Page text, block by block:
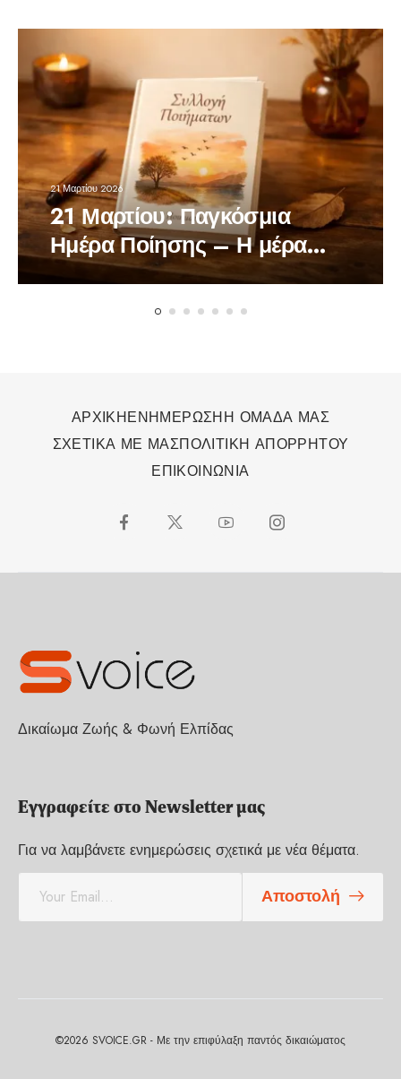
21 Μαρτίου 2026
21 Μαρτίου: Παγκόσμια
Ημέρα Ποίησης – Η μέρα
που οι λέξεις θυμίζουν τη
δύναμή τους
ΑΡΧΙΚΗΕΝΗΜΕΡΩΣΗΗ ΟΜΑΔΑ ΜΑΣ
ΣΧΕΤΙΚΑ ΜΕ ΜΑΣΠΟΛΙΤΙΚΗ ΑΠΟΡΡΗΤΟΥ
ΕΠΙΚΟΙΝΩΝΙΑ
Δικαίωμα Ζωής & Φωνή Ελπίδας
Εγγραφείτε στο Newsletter μας
Για να λαμβάνετε ενημερώσεις σχετικά με νέα θέματα.
a
Αποστολή
©2026 SVOICE.GR - Με την επιφύλαξη παντός δικαιώματος